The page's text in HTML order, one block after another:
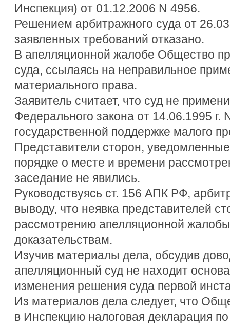
Инспекция) от 01.12.2006 N 4956.
Решением арбитражного суда от
заявленных требований отказано.
В апелляционной жалобе Общество
суда, ссылаясь на неправильное
материального права.
Заявитель считает, что суд не
Федерального закона от 14.06.1995
государственной поддержке малого
Представители сторон,
порядке о месте и времени
заседание не явились.
Руководствуясь ст. 156 АПК РФ,
выводу, что неявка представителей
рассмотрению апелляционной
доказательствам.
Изучив материалы дела, обсудив
апелляционный суд не находит
изменения решения суда первой
Из материалов дела следует, что
в Инспекцию налоговая декларация